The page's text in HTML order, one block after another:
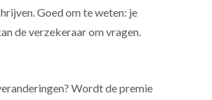
Goed om te weten: je
de verzekeraar om vragen.
Wordt de premie